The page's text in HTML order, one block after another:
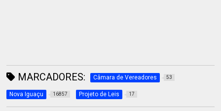
MARCADORES: Câmara de Vereadores 53
Nova Iguaçu 16857 Projeto de Leis 17